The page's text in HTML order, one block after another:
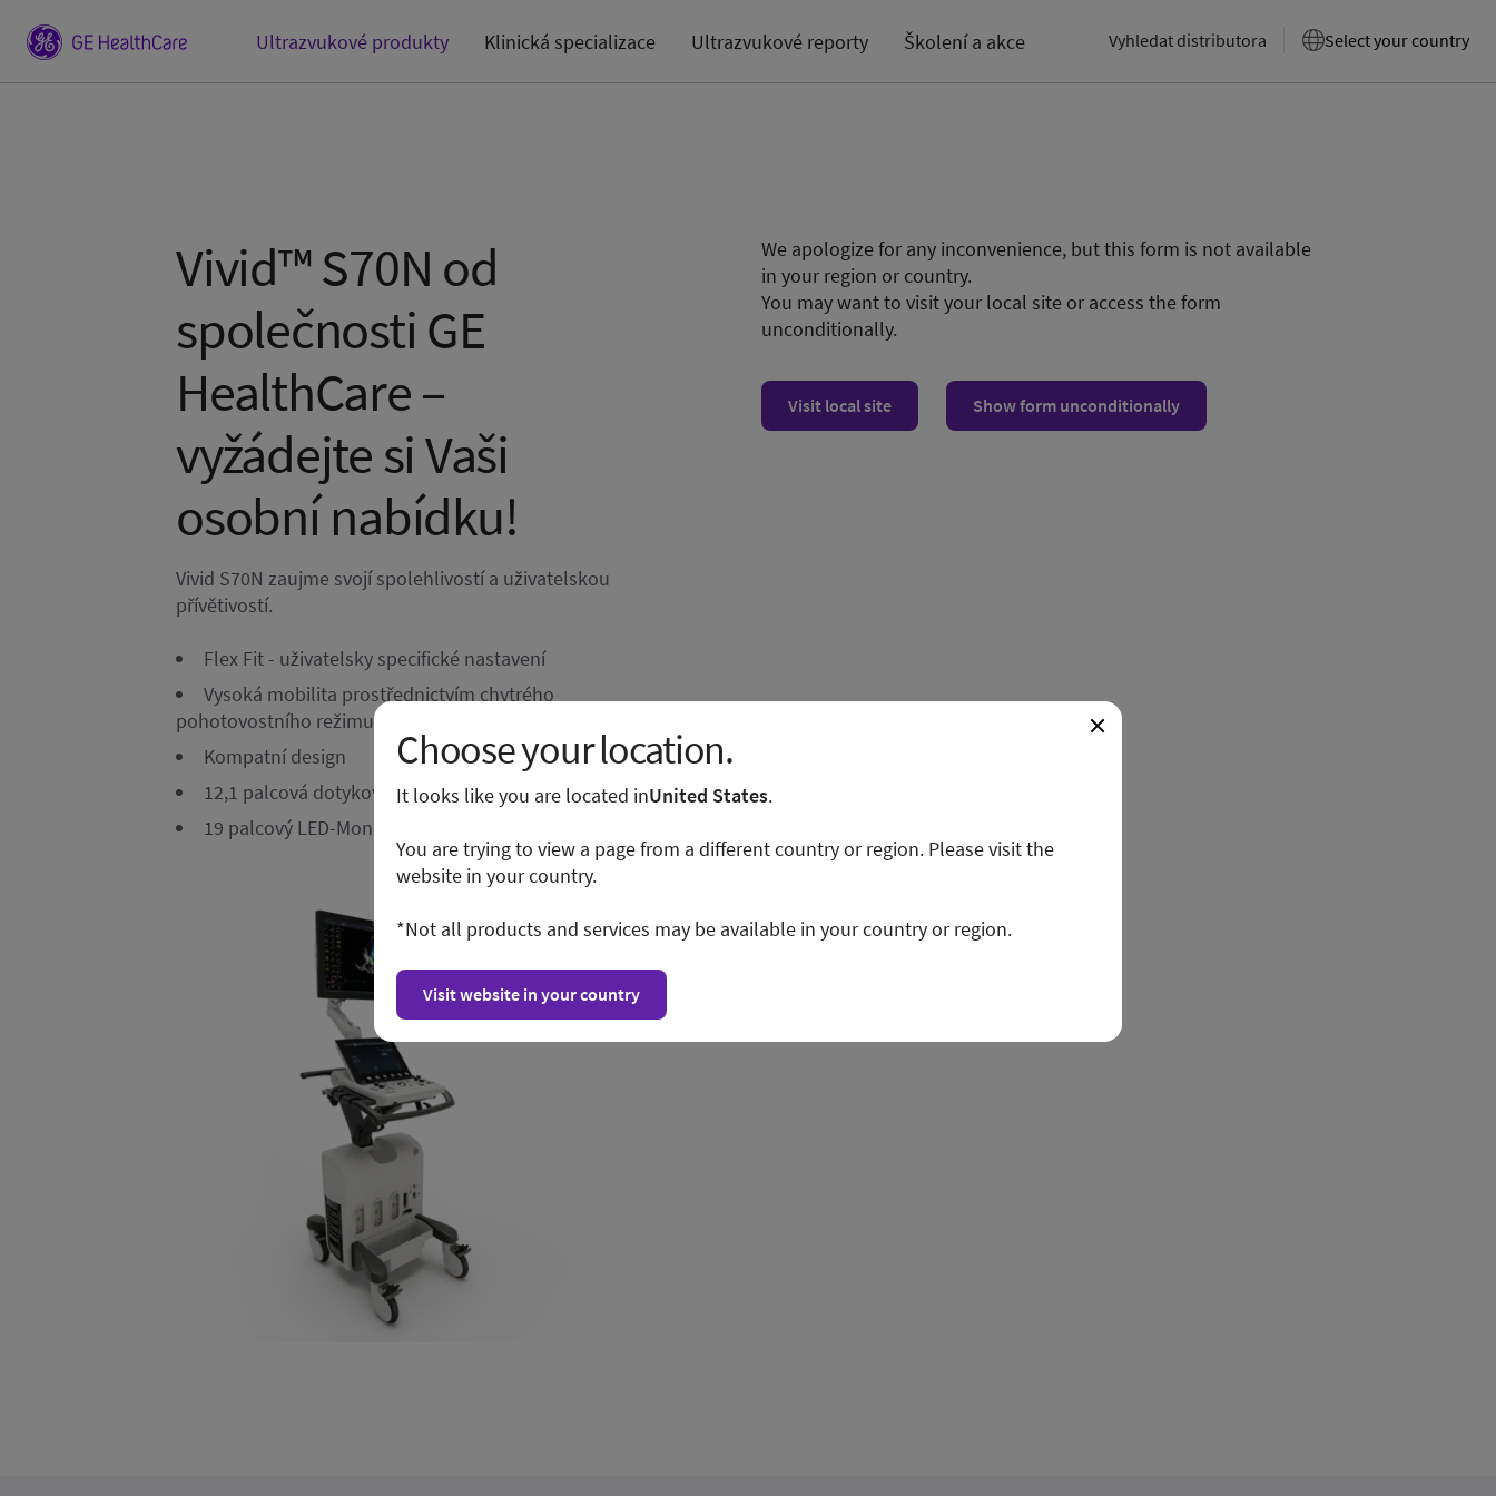
Ultrazvukové produkty Klinická specializace Ultrazvukové reporty Školení a akce Vyhledat distributora Select your country
Vivid™ S70N od
společnosti GE
HealthCare –
vyžádejte si Vaši
osobní nabídku!
Vivid S70N zaujme svojí spolehlivostí a uživatelskou
přívětivostí.
Flex Fit - uživatelsky specifické nastavení
Vysoká mobilita prostřednictvím chytrého
pohotovostního režimu
Kompatní design
12,1 palcová dotyková obrazovka
19 palcový LED-Monitor s kloubovým ramenem
We apologize for any inconvenience, but this form is not available
in your region or country.
You may want to visit your local site or access the form
unconditionally.
Visit local site Show form unconditionally
Choose your location.
It looks like you are located inUnited States.
You are trying to view a page from a different country or region. Please visit the
website in your country.
*Not all products and services may be available in your country or region.
Visit website in your country